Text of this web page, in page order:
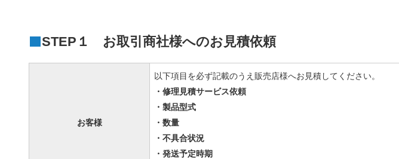
STEP１ お取引商社様へのお見積依頼
お客様
以下項目を必ず記載のうえ販売店様へお見積してください。
・修理見積サービス依頼
・製品型式
・数量
・不具合状況
・発送予定時期